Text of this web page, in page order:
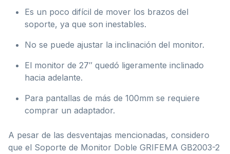
Es un poco difícil de mover los brazos del
soporte, ya que son inestables.
No se puede ajustar la inclinación del monitor.
El monitor de 27″ quedó ligeramente inclinado
hacia adelante.
Para pantallas de más de 100mm se requiere
comprar un adaptador.
A pesar de las desventajas mencionadas, considero
que el Soporte de Monitor Doble GRIFEMA GB2003-2